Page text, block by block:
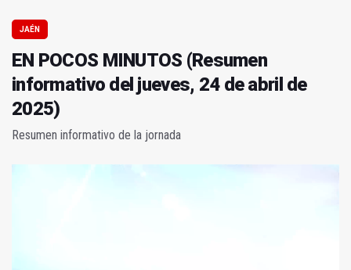
JAÉN
EN POCOS MINUTOS (Resumen
informativo del jueves, 24 de abril de
2025)
Resumen informativo de la jornada